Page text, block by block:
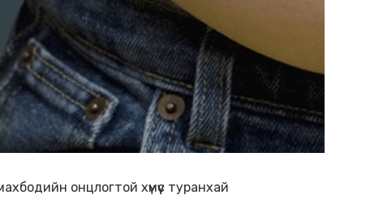
онцлогтой хүмүүс туранхай